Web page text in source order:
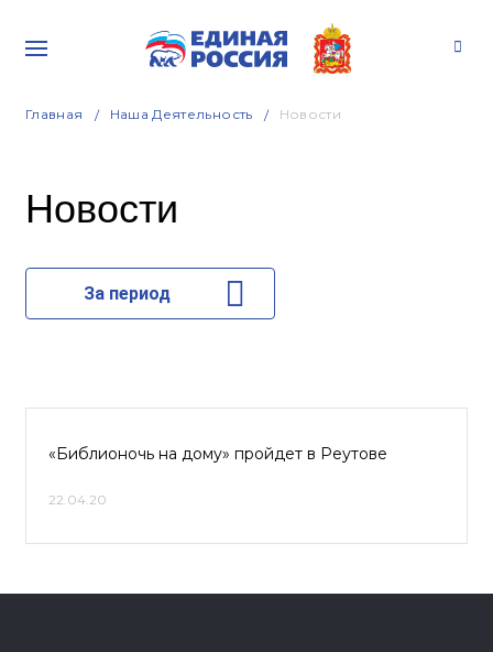
Главная Наша Деятельность Новости
Новости
За период
«Библионочь на дому» пройдет в Реутове
22.04.20